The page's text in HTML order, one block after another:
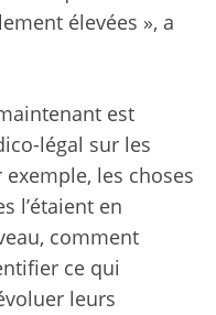
élevées », a
est
légal sur les
les choses
l’étaient en
comment
ce qui
leurs